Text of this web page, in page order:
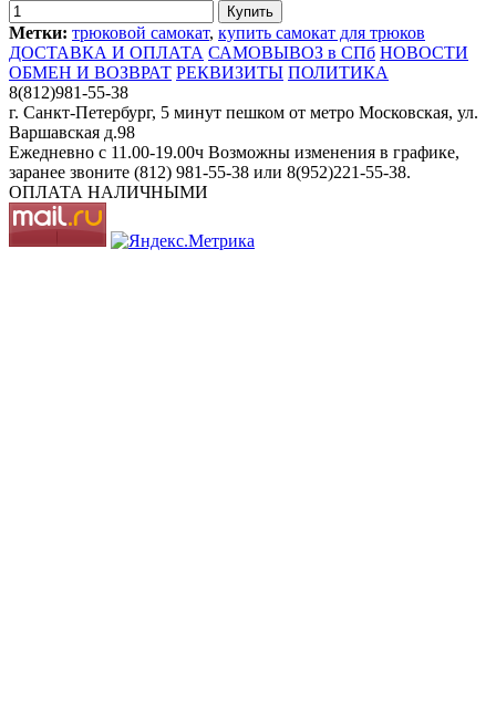
Метки: трюковой самокат, купить самокат для трюков
ДОСТАВКА И ОПЛАТА САМОВЫВОЗ в СПб НОВОСТИ
ОБМЕН И ВОЗВРАТ РЕКВИЗИТЫ ПОЛИТИКА
8(812)981-55-38
г. Санкт-Петербург, 5 минут пешком от метро Московская, ул.
Варшавская д.98
Ежедневно c 11.00-19.00ч Возможны изменения в графике,
заранее звоните (812) 981-55-38 или 8(952)221-55-38.
ОПЛАТА НАЛИЧНЫМИ